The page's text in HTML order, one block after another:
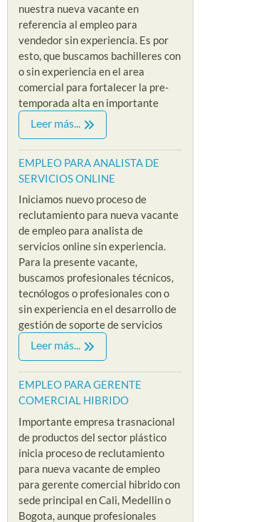
EMPLEOS COMERCIALES
EMPLEO PARA AUXILIAR DE
By Riklarma/
consecución y búsqueda de personal para suplir vacante
Read More
nuestra nueva vacante en
referencia al empleo para
vendedor sin experiencia. Es por
esto, que buscamos bachilleres con
o sin experiencia en el area
comercial para fortalecer la pre-
temporada alta en importante
Leer más...
EMPLEO PARA ANALISTA DE
SERVICIOS ONLINE
Iniciamos nuevo proceso de
reclutamiento para nueva vacante
de empleo para analista de
servicios online sin experiencia.
Para la presente vacante,
buscamos profesionales técnicos,
tecnólogos o profesionales con o
sin experiencia en el desarrollo de
gestión de soporte de servicios
Leer más...
EMPLEO PARA GERENTE
COMERCIAL HIBRIDO
Importante empresa trasnacional
de productos del sector plástico
inicia proceso de reclutamiento
para nueva vacante de empleo
para gerente comercial hibrido con
sede principal en Cali, Medellin o
Bogota, aunque profesionales